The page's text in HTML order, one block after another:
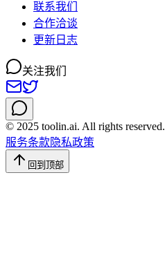
联系我们
合作洽谈
更新日志
关注我们
© 2025 toolin.ai. All rights reserved.
服务条款隐私政策
回到顶部